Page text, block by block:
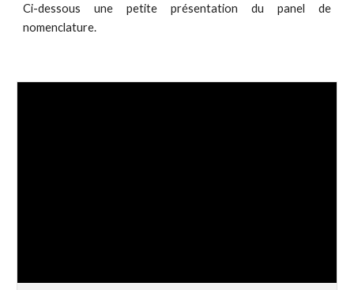
Ci-dessous une petite présentation du panel de
nomenclature.